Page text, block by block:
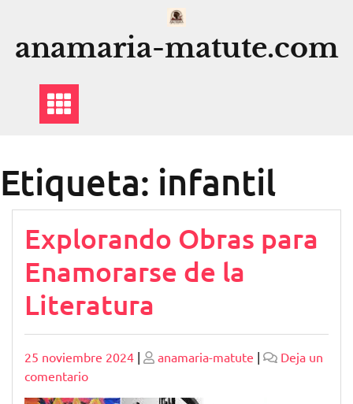
contenido
anamaria-matute.com
Etiqueta: infantil
Explorando Obras para
Enamorarse de la
Literatura
Publicado
25 noviembre 2024 | Publicado
anamaria-matute |
Deja un
comentarioen
Explorando